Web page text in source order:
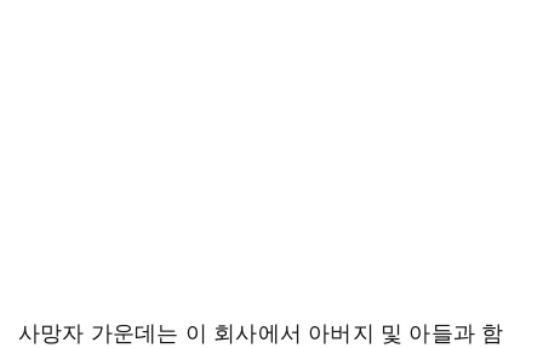
사망자 가운데는 이 회사에서 아버지 및 아들과 함